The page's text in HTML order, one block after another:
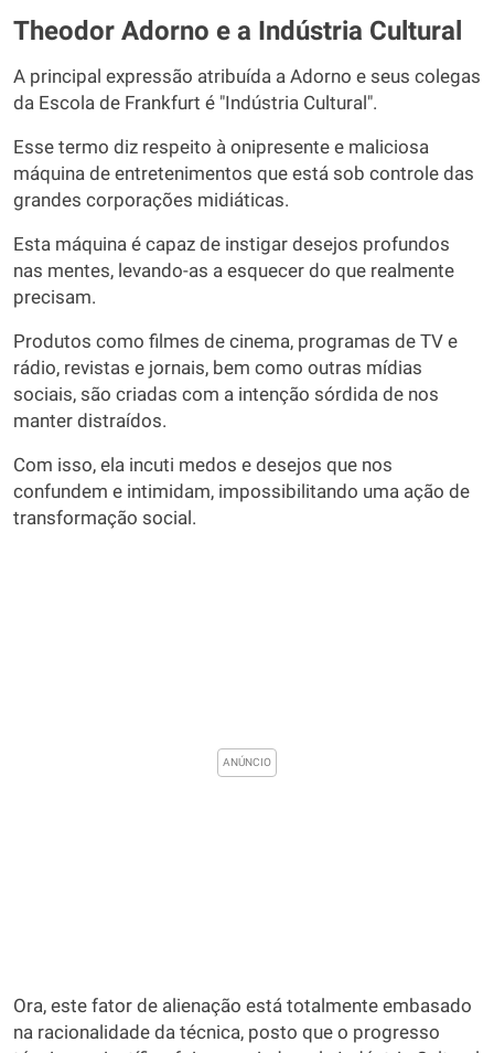
Theodor Adorno e a Indústria Cultural
A principal expressão atribuída a Adorno e seus colegas
da Escola de Frankfurt é "Indústria Cultural".
Esse termo diz respeito à onipresente e maliciosa
máquina de entretenimentos que está sob controle das
grandes corporações midiáticas.
Esta máquina é capaz de instigar desejos profundos
nas mentes, levando-as a esquecer do que realmente
precisam.
Produtos como filmes de cinema, programas de TV e
rádio, revistas e jornais, bem como outras mídias
sociais, são criadas com a intenção sórdida de nos
manter distraídos.
Com isso, ela incuti medos e desejos que nos
confundem e intimidam, impossibilitando uma ação de
transformação social.
Ora, este fator de alienação está totalmente embasado
na racionalidade da técnica, posto que o progresso